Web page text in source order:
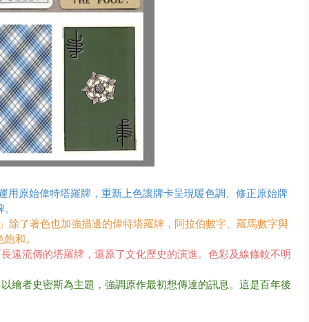
原始偉特塔羅牌，重新上色讓牌卡呈現暖色調、修正原始牌
了著色也加強描邊的偉特塔羅牌，阿拉伯數字、羅馬數字與
和。
遠流傳的塔羅牌，還原了文化歷史的演進。色彩及線條較不明
繪者史密斯為主題，強調原作最初想傳達的訊息。這是百年後